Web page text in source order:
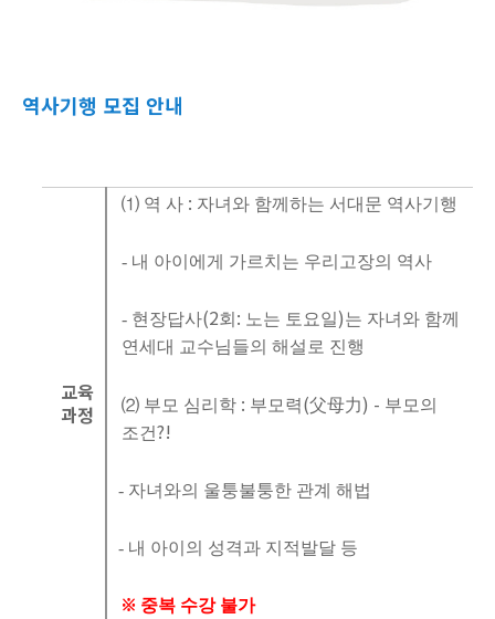
역사기행 모집 안내
교육
과정
⑴ 역 사 : 자녀와 함께하는 서대문 역사기행
- 내 아이에게 가르치는 우리고장의 역사
- 현장답사(2회: 노는 토요일)는 자녀와 함께
연세대 교수님들의 해설로 진행
⑵ 부모 심리학 : 부모력(父母力) - 부모의
조건?!
- 자녀와의 울퉁불퉁한 관계 해법
- 내 아이의 성격과 지적발달 등
※ 중복 수강 불가